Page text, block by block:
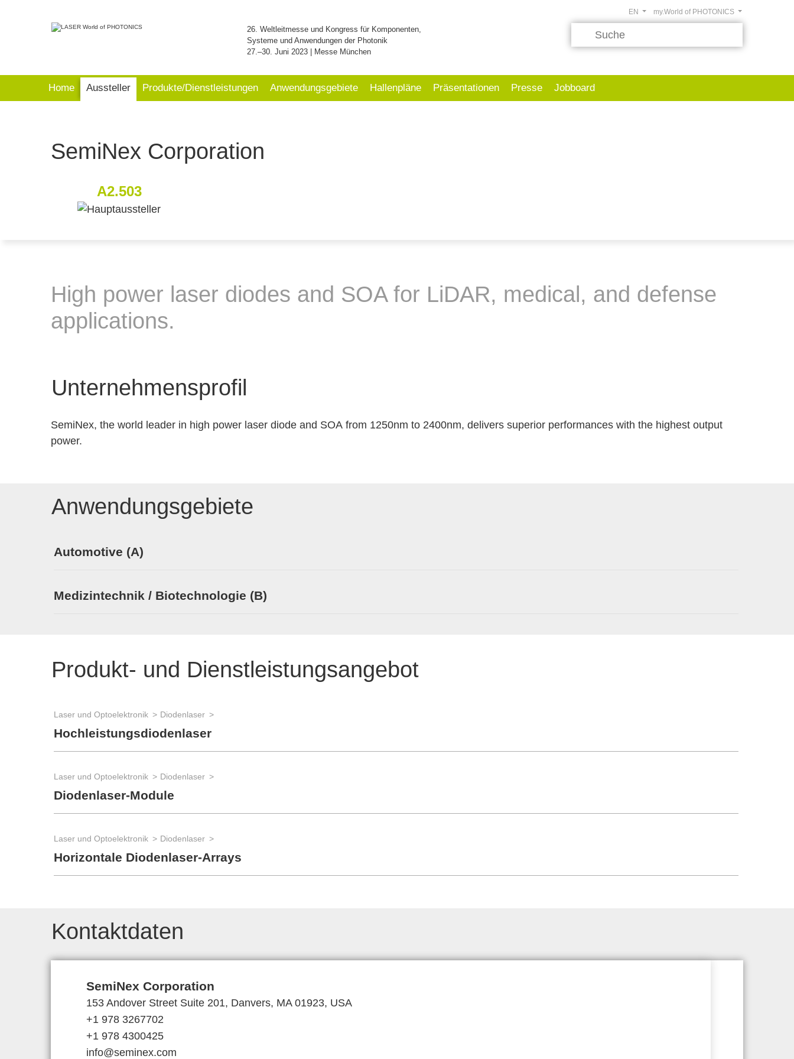
26. Weltleitmesse und Kongress für Komponenten,
Systeme und Anwendungen der Photonik
27.–30. Juni 2023 | Messe München
my.World of PHOTONICS
EN
Home Aussteller Produkte/Dienstleistungen Anwendungsgebiete Hallenpläne Präsentationen Presse Jobboard
SemiNex Corporation
A2.503
High power laser diodes and SOA for LiDAR, medical, and defense
applications.
Unternehmensprofil
SemiNex, the world leader in high power laser diode and SOA from 1250nm to 2400nm, delivers superior performances with the highest output
power.
Anwendungsgebiete
Automotive (A)
Medizintechnik / Biotechnologie (B)
Produkt- und Dienstleistungsangebot
Laser und Optoelektronik Diodenlaser
Hochleistungsdiodenlaser
Laser und Optoelektronik Diodenlaser
Diodenlaser-Module
Laser und Optoelektronik Diodenlaser
Horizontale Diodenlaser-Arrays
Kontaktdaten
SemiNex Corporation
153 Andover Street Suite 201, Danvers, MA 01923, USA
+1 978 3267702
+1 978 4300425
info@seminex.com